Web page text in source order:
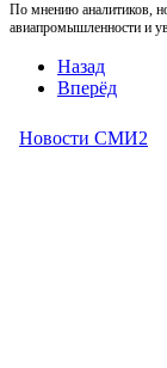
По мнению аналитиков,
авиапромышленности и
Назад
Вперёд